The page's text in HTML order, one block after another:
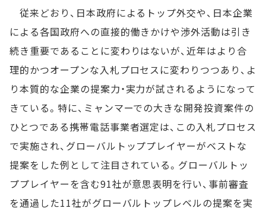
従来どおり、日本政府によるトップ外交や、日本企業
による各国政府への直接的働きかけや渉外活動は引き
続き重要であることに変わりはないが、近年はより合
理的かつオープンな入札プロセスに変わりつつあり、よ
り本質的な企業の提案力・実力が試されるようになって
きている。特に、ミャンマーでの大きな開発投資案件の
ひとつである携帯電話事業者選定は、この入札プロセス
で実施され、グローバルトッププレイヤーがベストな
提案をした例として注目されている。グローバルトッ
ププレイヤーを含む91社が意思表明を行い、事前審査
を通過した11社がグローバルトップレベルの提案を実